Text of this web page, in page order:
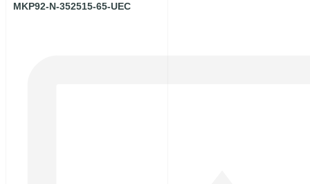
MKP92-N-352515-65-UEC